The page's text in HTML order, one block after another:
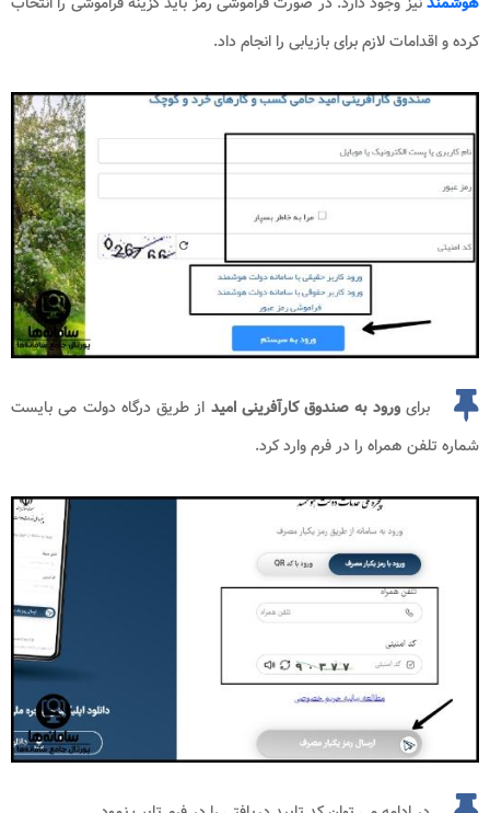
کرده و اقدامات لازم برای بازیابی را انجام داد.
برایورود به صندوق کارآفرینی امید از طریق درگاه دولت می بایست
شماره تلفن همراه را در فرم وارد کرد.